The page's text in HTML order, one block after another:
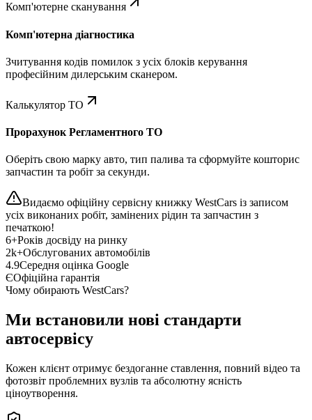
Комп'ютерне сканування
Комп'ютерна діагностика
Зчитування кодів помилок з усіх блоків керування
професійним дилерським сканером.
Калькулятор ТО
Прорахунок Регламентного ТО
Оберіть свою марку авто, тип палива та сформуйте кошторис
запчастин та робіт за секунди.
Видаємо офіційну сервісну книжку WestCars із записом
усіх виконаних робіт, замінених рідин та запчастин з
печаткою!
6+Років досвіду на ринку
2k+Обслугованих автомобілів
4.9Середня оцінка Google
ЄОфіційна гарантія
Чому обирають WestCars?
Ми встановили нові стандарти
автосервісу
Кожен клієнт отримує бездоганне ставлення, повний відео та
фотозвіт проблемних вузлів та абсолютну ясність
ціноутворення.